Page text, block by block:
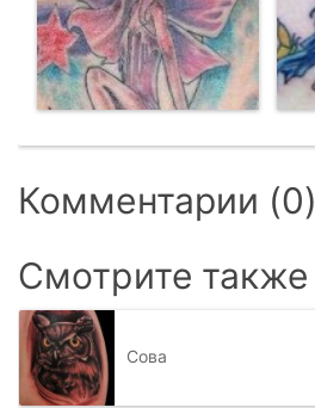
Комментарии (0)
Смотрите также
Сова